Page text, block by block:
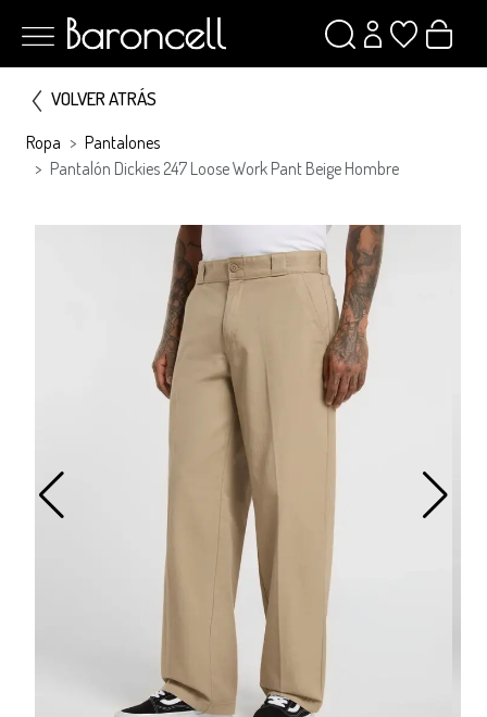
VOLVER ATRÁS
Ropa
Pantalones
Pantalón Dickies 247 Loose Work Pant Beige Hombre